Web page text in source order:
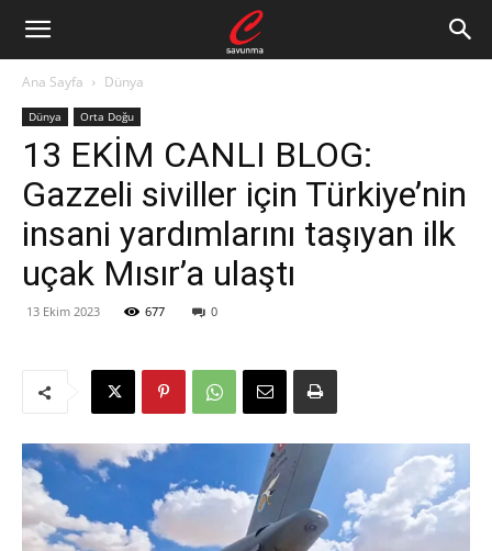
Ana Sayfa Dünya
Dünya Orta Doğu
13 EKİM CANLI BLOG:
Gazzeli siviller için Türkiye’nin
insani yardımlarını taşıyan ilk
uçak Mısır’a ulaştı
13 Ekim 2023 677 0